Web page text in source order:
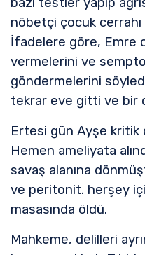
nöbetçi çocuk cerrahı
İfadelere göre, Emre
vermelerini ve
göndermelerini
tekrar eve gitti ve bir
Ertesi gün Ayşe kritik
Hemen ameliyata
savaş alanına
ve peritonit. herşey
masasında öldü.
Mahkeme, delilleri